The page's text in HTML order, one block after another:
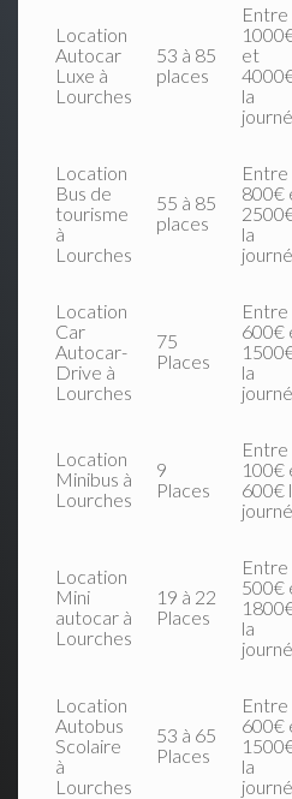
Location
Autocar
Luxe à
Lourches
53 à 85
places
Entre
et
la
Location
Bus de
tourisme
à
Lourches
55 à 85
places
Entre
800€
la
Location
Car
Autocar-
Drive à
Lourches
75
Places
Entre
600€
la
Location
Minibus à
Lourches
9
Places
Entre
100€
600€
Location
Mini
autocar à
Lourches
19 à 22
Places
Entre
500€
la
Location
Autobus
Scolaire
à
Lourches
53 à 65
Places
Entre
600€
la